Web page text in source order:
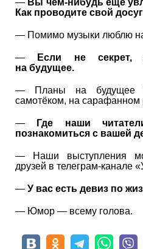
— Вы чем-нибудь ещё
Как проводите свой
— Помимо музыки люблю
—
Если не секрет,
на будущее.
— Планы на будущее
самотёком, на сарафанном
—
Где наши
познакомиться с вашей
— Наши выступления
друзей в телеграм-канале
— У вас есть девиз по
— Юмор — всему голова.